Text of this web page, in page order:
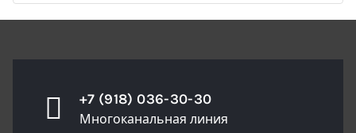
+7 (918) 036-30-30
Многоканальная линия